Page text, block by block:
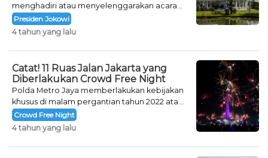
menghadiri atau menyelenggarakan acara
khusus untuk mengisi malam pergantian
tahun.
Presiden Jokowi
4 tahun yang lalu
Catat! 11 Ruas Jalan Jakarta yang
Diberlakukan Crowd Free Night
Polda Metro Jaya memberlakukan kebijakan
khusus di malam pergantian tahun 2022 atau
Crowd Free Night selama dua hari.
Crowd Free Night
4 tahun yang lalu